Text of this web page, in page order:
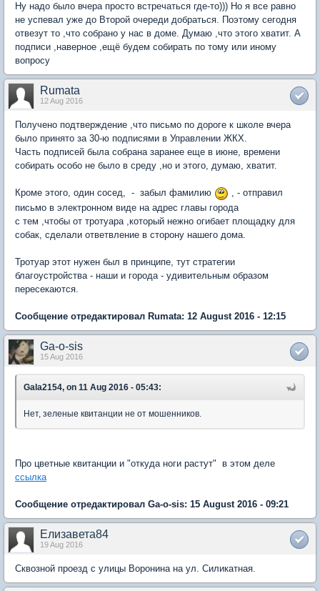
Ну надо было вчера просто встречаться где-то))) Но я все равно
не успевал уже до Второй очереди добраться. Поэтому сегодня
отвезут то ,что собрано у нас в доме. Думаю ,что этого хватит. А
подписи ,наверное ,ещё будем собирать по тому или иному
вопросу
Rumata
12 Aug 2016
Получено подтверждение ,что письмо по дороге к школе вчера
было принято за 30-ю подписями в Управлении ЖКХ.
Часть подписей была собрана заранее еще в июне, времени
собирать особо не было в среду ,но и этого, думаю, хватит.
Кроме этого, один сосед, - забыл фамилию
, - отправил
письмо в электронном виде на адрес главы города
с тем ,чтобы от тротуара ,который нежно огибает площадку для
собак, сделали ответвление в сторону нашего дома.
Тротуар этот нужен был в принципе, тут стратегии
благоустройства - наши и города - удивительным образом
пересекаются.
Сообщение отредактировал Rumata: 12 August 2016 - 12:15
Ga-o-sis
15 Aug 2016
Gala2154, on 11 Aug 2016 - 05:43:
Нет, зеленые квитанции не от мошенников.
Про цветные квитанции и "откуда ноги растут" в этом деле
ссылка
Сообщение отредактировал Ga-o-sis: 15 August 2016 - 09:21
Елизавета84
19 Aug 2016
Сквозной проезд с улицы Воронина на ул. Силикатная.